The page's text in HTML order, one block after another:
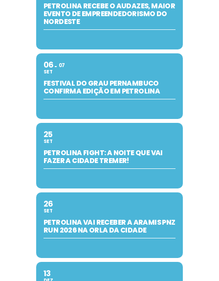
PETROLINA RECEBE O AUDAZES, MAIOR
EVENTO DE EMPREENDEDORISMO DO
NORDESTE
06
SET
07
FESTIVAL DO GRAU PERNAMBUCO
CONFIRMA EDIÇÃO EM PETROLINA
25
SET
PETROLINA FIGHT: A NOITE QUE VAI
FAZER A CIDADE TREMER!
26
SET
PETROLINA VAI RECEBER A ARAMIS PNZ
RUN 2026 NA ORLA DA CIDADE
13